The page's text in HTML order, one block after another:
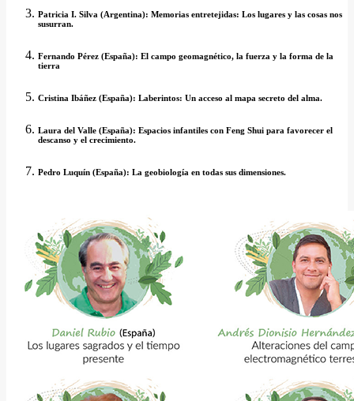
Patricia I. Silva (Argentina): Memorias entretejidas: Los lugares y las cosas nos
susurran.
Fernando Pérez (España): El campo geomagnético, la fuerza y la forma de la
tierra
Cristina Ibáñez (España): Laberintos: Un acceso al mapa secreto del alma.
Laura del Valle (España): Espacios infantiles con Feng Shui para favorecer el
descanso y el crecimiento.
Pedro Luquín (España): La geobiología en todas sus dimensiones.